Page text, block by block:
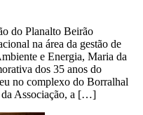
do Planalto Beirão
na área da gestão de
e Energia, Maria da
dos 35 anos do
no complexo do Borralhal
da Associação, a […]